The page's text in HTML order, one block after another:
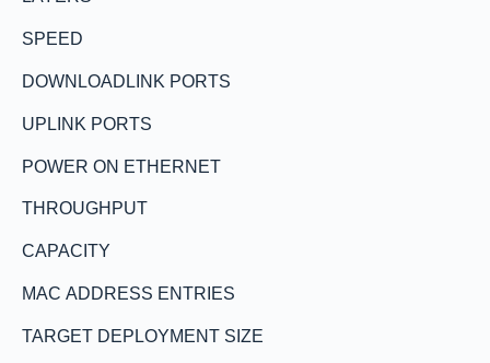
SPEED
DOWNLOADLINK PORTS
UPLINK PORTS
POWER ON ETHERNET
THROUGHPUT
CAPACITY
MAC ADDRESS ENTRIES
TARGET DEPLOYMENT SIZE